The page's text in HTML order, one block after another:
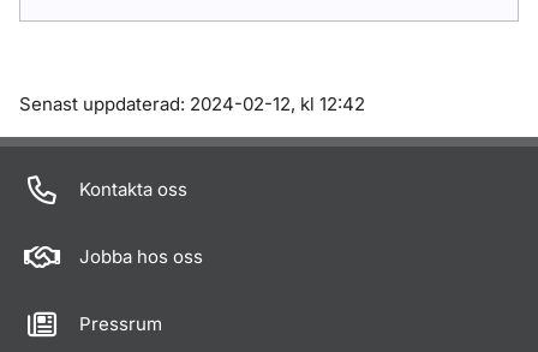
Om sidan
Senast uppdaterad: 2024-02-12, kl 12:42
Kontakta oss
Jobba hos oss
Pressrum